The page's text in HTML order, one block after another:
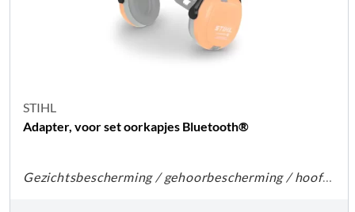
STIHL
Adapter, voor set oorkapjes Bluetooth®
Gezichtsbescherming / gehoorbescherming / hoofdbescherming